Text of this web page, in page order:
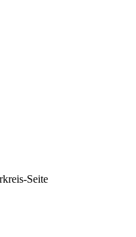
Seite